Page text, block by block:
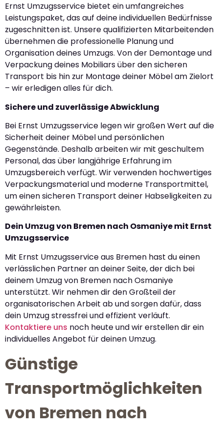
Ernst Umzugsservice bietet ein umfangreiches
Leistungspaket, das auf deine individuellen Bedürfnisse
zugeschnitten ist. Unsere qualifizierten Mitarbeitenden
übernehmen die professionelle Planung und
Organisation deines Umzugs. Von der Demontage und
Verpackung deines Mobiliars über den sicheren
Transport bis hin zur Montage deiner Möbel am Zielort
– wir erledigen alles für dich.
Sichere und zuverlässige Abwicklung
Bei Ernst Umzugsservice legen wir großen Wert auf die
Sicherheit deiner Möbel und persönlichen
Gegenstände. Deshalb arbeiten wir mit geschultem
Personal, das über langjährige Erfahrung im
Umzugsbereich verfügt. Wir verwenden hochwertiges
Verpackungsmaterial und moderne Transportmittel,
um einen sicheren Transport deiner Habseligkeiten zu
gewährleisten.
Dein Umzug von Bremen nach Osmaniye mit Ernst
Umzugsservice
Mit Ernst Umzugsservice aus Bremen hast du einen
verlässlichen Partner an deiner Seite, der dich bei
deinem Umzug von Bremen nach Osmaniye
unterstützt. Wir nehmen dir den Großteil der
organisatorischen Arbeit ab und sorgen dafür, dass
dein Umzug stressfrei und effizient verläuft.
Kontaktiere uns noch heute und wir erstellen dir ein
individuelles Angebot für deinen Umzug.
Günstige
Transportmöglichkeiten
von Bremen nach